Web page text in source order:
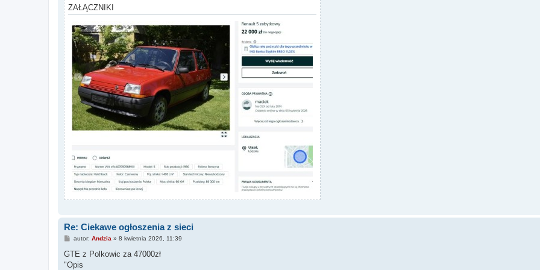
ZAŁĄCZNIKI
Re: Ciekawe ogłoszenia z sieci
P
s
autor: Andzia » 8 kwietnia 2026, 11:39
GTE z Polkowic za 47000zł
"Opis